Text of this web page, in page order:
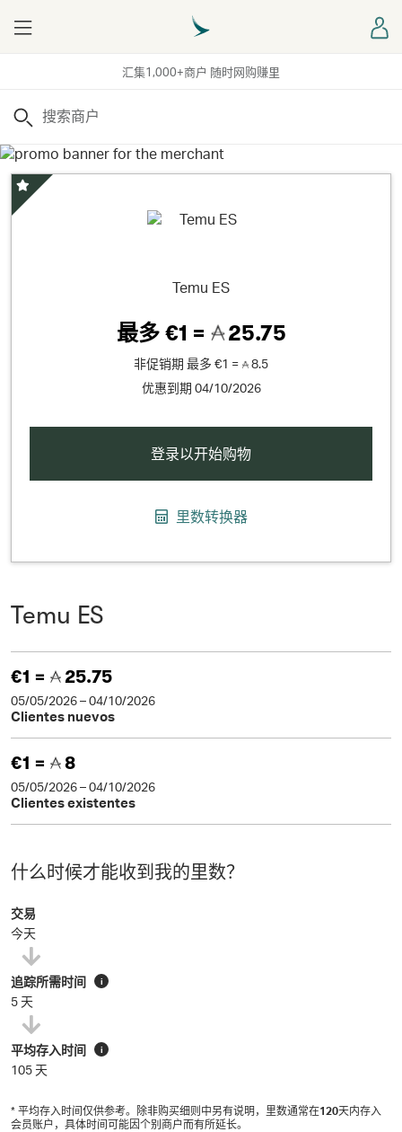
汇集1,000+商户 随时网购赚里
Menu
搜索
Temu ES
最多€1 = 25.75
非促销期 最多 €1 =
8.5
优惠到期 04/10/2026
精选优惠
登录以开始购物
里数转换器
Temu ES
€1 = 25.75
05/05/2026 – 04/10/2026
Clientes nuevos
€1 = 8
05/05/2026 – 04/10/2026
Clientes existentes
什么时候才能收到我的里数？
交易
今天
追踪所需时间 i
5 天
平均存入时间 i
105 天
* 平均存入时间仅供参考。除非购买细则中另有说明，里数通常在120天内存入
会员账户，具体时间可能因个别商户而有所延长。